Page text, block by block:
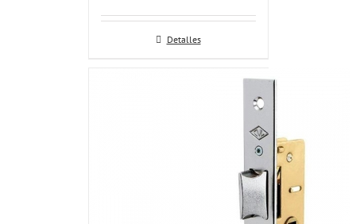
Detalles